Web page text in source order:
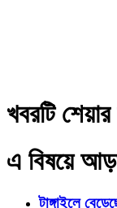
খবরটি
এ বিষয়ে
টাঙ্গাইলে